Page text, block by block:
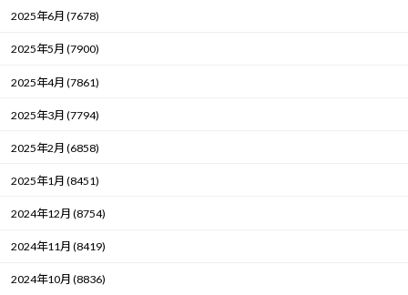
2025年6月 (7678)
2025年5月 (7900)
2025年4月 (7861)
2025年3月 (7794)
2025年2月 (6858)
2025年1月 (8451)
2024年12月 (8754)
2024年11月 (8419)
2024年10月 (8836)